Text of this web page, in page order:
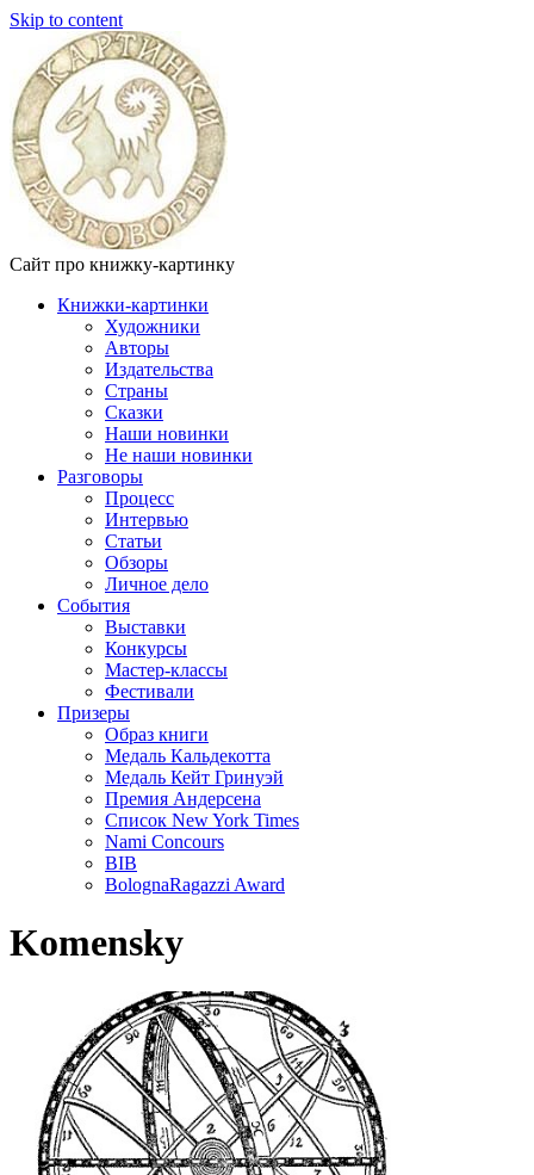
Skip to content
Сайт про книжку-картинку
Книжки-картинки
Художники
Авторы
Издательства
Страны
Сказки
Наши новинки
Не наши новинки
Разговоры
Процесс
Интервью
Статьи
Обзоры
Личное дело
События
Выставки
Конкурсы
Мастер-классы
Фестивали
Призеры
Образ книги
Медаль Кальдекотта
Медаль Кейт Гринуэй
Премия Андерсена
Список New York Times
Nami Concours
BIB
BolognaRagazzi Award
Komensky